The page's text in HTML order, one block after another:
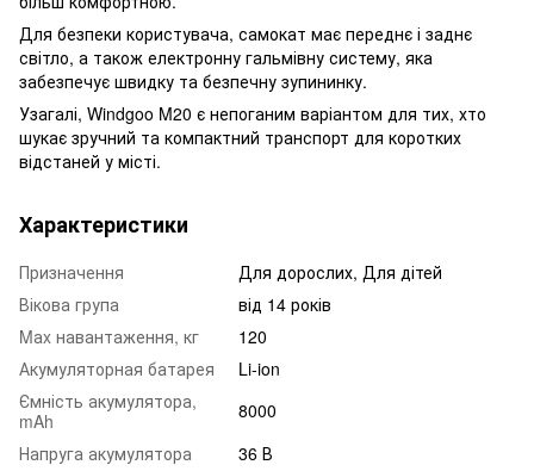
Для безпеки користувача, самокат має переднє і заднє
світло, а також електронну гальмівну систему, яка
забезпечує швидку та безпечну зупининку.
Узагалі, Windgoo M20 є непоганим варіантом для тих, хто
шукає зручний та компактний транспорт для коротких
відстаней у місті.
Характеристики
Призначення
Для дорослих, Для дітей
Вікова група
від 14 років
Mаx навантаження, кг
120
Акумуляторная батарея
Li-ion
Ємність акумулятора,
mAh
8000
Напруга акумулятора
36 В